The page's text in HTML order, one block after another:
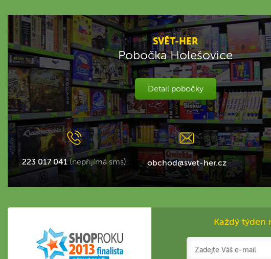
SVĚT-HER
Pobočka Holešovice
Detail pobočky
223 017 041 (nepřijímá sms) obchod@svet-her.cz
Každý týden